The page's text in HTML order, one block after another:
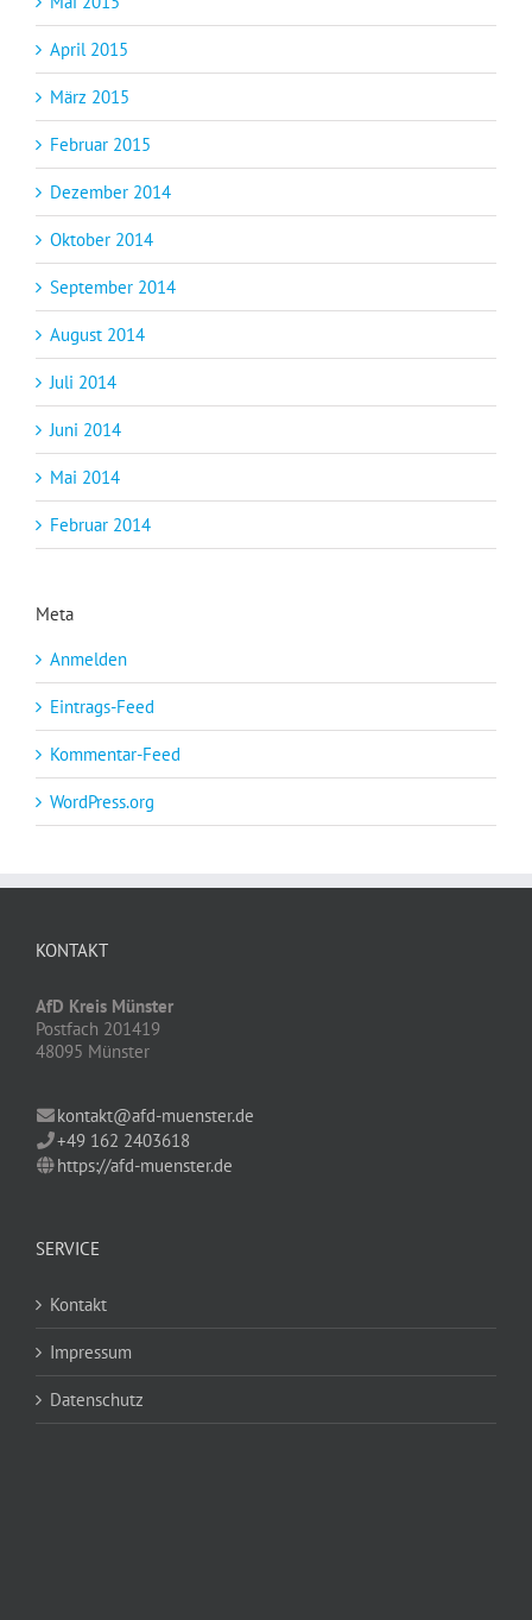
April 2015
März 2015
Februar 2015
Dezember 2014
Oktober 2014
September 2014
August 2014
Juli 2014
Juni 2014
Mai 2014
Februar 2014
Meta
Anmelden
Eintrags-Feed
Kommentar-Feed
WordPress.org
KONTAKT
AfD Kreis Münster
Postfach 201419
48095 Münster
kontakt@afd-muenster.de
+49 162 2403618
https://afd-muenster.de
SERVICE
Kontakt
Impressum
Datenschutz